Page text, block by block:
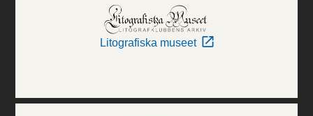
Litografiska museet